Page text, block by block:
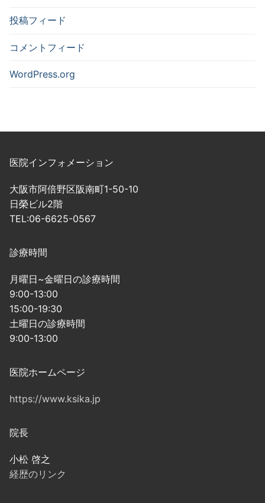
投稿フィード
コメントフィード
WordPress.org
医院インフォメーション
大阪市阿倍野区阪南町1-50-10
日榮ビル2階
TEL:06-6625-0567
診療時間
月曜日~金曜日の診療時間
9:00-13:00
15:00-19:30
土曜日の診療時間
9:00-13:00
医院ホームページ
https://www.ksika.jp
院長
小松 啓之
経歴のリンク